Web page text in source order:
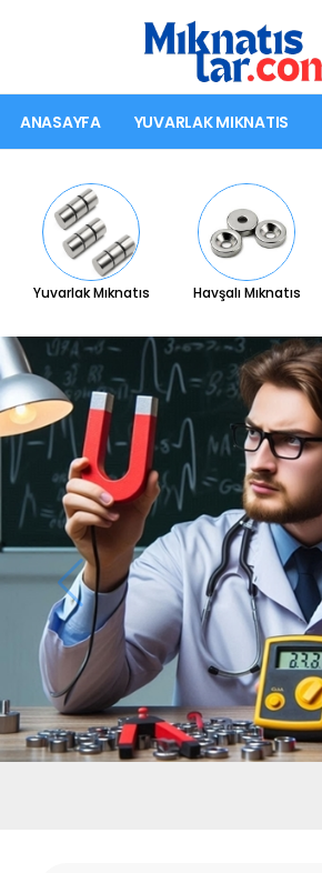
ANASAYFA YUVARLAK MIKNATIS
Yuvarlak Mıknatıs Havşalı Mıknatıs